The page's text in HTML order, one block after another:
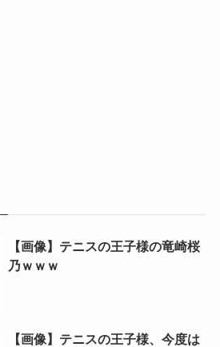
【画像】テニスの王子様の竜崎桜
乃ｗｗｗ
【画像】テニスの王子様、今度は